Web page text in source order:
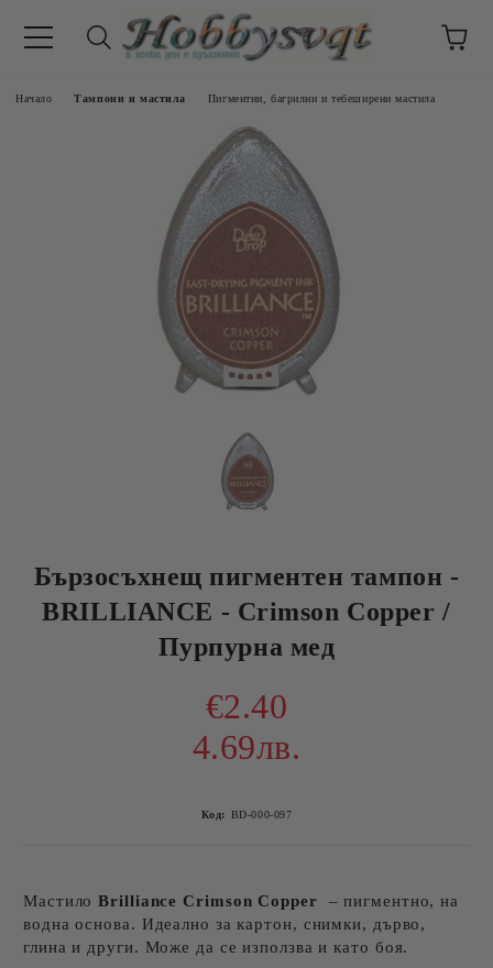
Начало Тампони и мастила Пигментни, багрилни и тебеширени мастила
Бързосъхнещ пигментен тампон -
BRILLIANCE - Crimson Copper /
Пурпурна мед
€2.40
4.69лв.
Код: BD-000-097
Мастило Brilliance Crimson Copper – пигментно, на
водна основа. Идеално за картон, снимки, дърво,
глина и други. Може да се използва и като боя.